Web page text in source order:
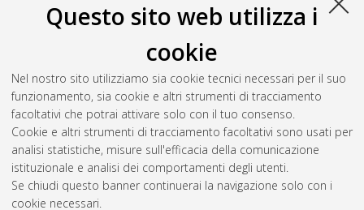
Questo sito web utilizza i
cookie
Nel nostro sito utilizziamo sia cookie tecnici necessari per il suo
funzionamento, sia cookie e altri strumenti di tracciamento
facoltativi che potrai attivare solo con il tuo consenso.
Cookie e altri strumenti di tracciamento facoltativi sono usati per
analisi statistiche, misure sull'efficacia della comunicazione
istituzionale e analisi dei comportamenti degli utenti.
Se chiudi questo banner continuerai la navigazione solo con i
cookie necessari.
Mariani, Paolo(2009)La riduzione delle prestazioni operative
delle reti di drenaggio urbano in seguito al deterioramento
strutturale: studio degli effetti sul comportamento idraulico
Technical University in Prague".[Laurea], Università di
Bologna, Corso di Studio in Ingegneria civile [L-DM509],
Documento ad accesso riservato.
Questa lista e' stata generata ilWed Aug 5 20:01:29 2026
CEST